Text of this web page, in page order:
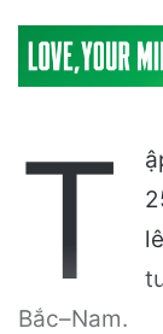
T
Bắc–Nam.